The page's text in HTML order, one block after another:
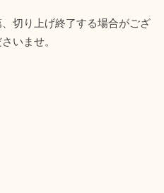
切り上げ終了する場合がござ
いませ。